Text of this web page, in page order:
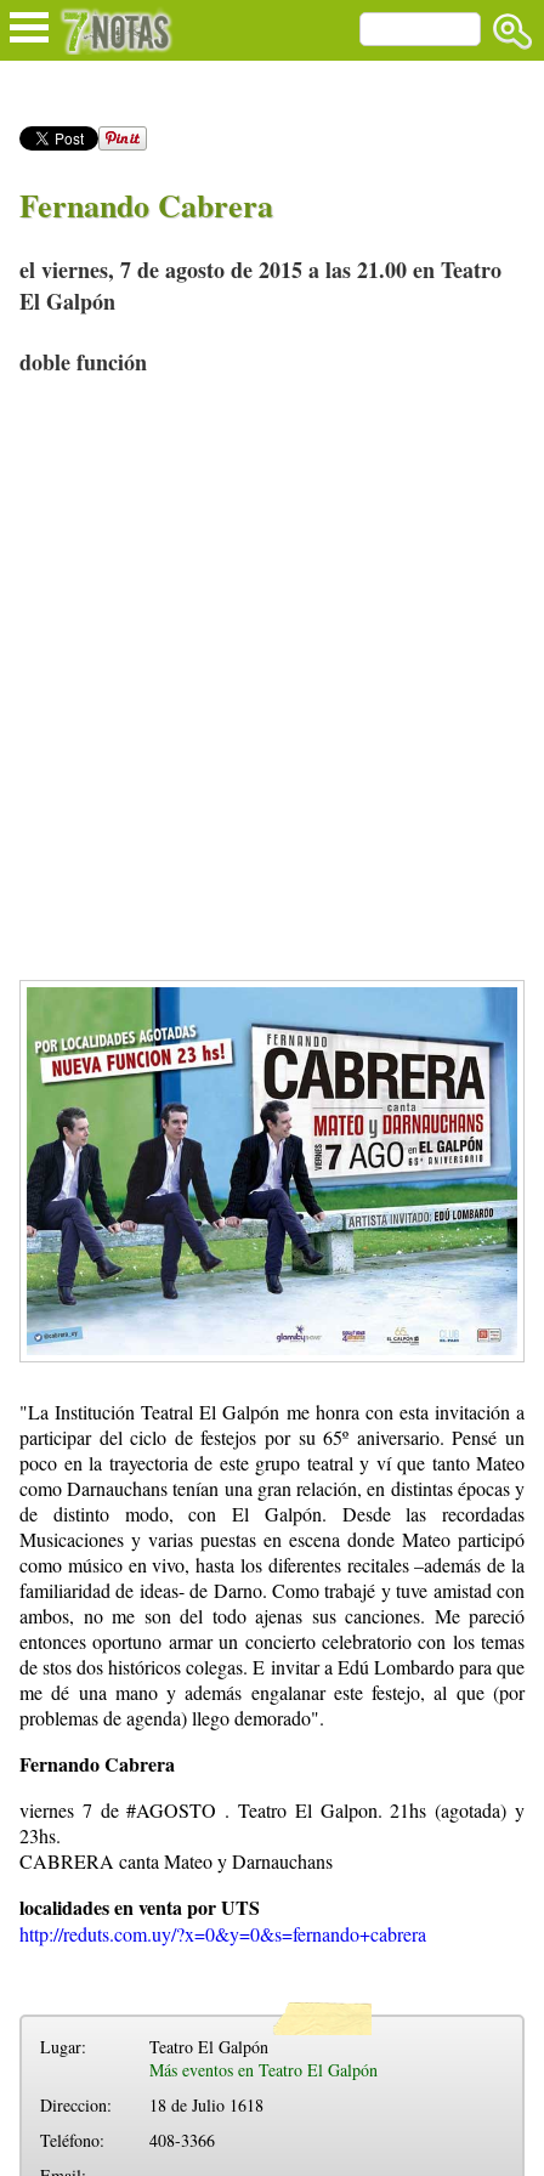
Fernando Cabrera
el viernes, 7 de agosto de 2015 a las 21.00 en Teatro
El Galpón
doble función
"La Institución Teatral El Galpón me honra con esta invitación a
participar del ciclo de festejos por su 65º aniversario. Pensé un
poco en la trayectoria de este grupo teatral y ví que tanto Mateo
como Darnauchans tenían una gran relación, en distintas épocas y
de distinto modo, con El Galpón. Desde las recordadas
Musicaciones y varias puestas en escena donde Mateo participó
como músico en vivo, hasta los diferentes recitales –además de la
familiaridad de ideas- de Darno. Como trabajé y tuve amistad con
ambos, no me son del todo ajenas sus canciones. Me pareció
entonces oportuno armar un concierto celebratorio con los temas
de stos dos históricos colegas. E invitar a Edú Lombardo para que
me dé una mano y además engalanar este festejo, al que (por
problemas de agenda) llego demorado".
Fernando Cabrera
viernes 7 de #AGOSTO . Teatro El Galpon. 21hs (agotada) y
23hs.
CABRERA canta Mateo y Darnauchans
localidades en venta por UTS
http://reduts.com.uy/?x=0&y=0&s=fernando+cabrera
Lugar:
Teatro El Galpón
Más eventos en Teatro El Galpón
Direccion:
18 de Julio 1618
Teléfono:
408-3366